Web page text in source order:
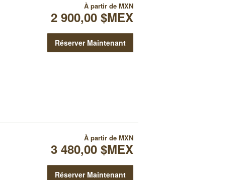
À partir de MXN
2 900,00 $MEX
Réserver Maintenant
À partir de MXN
3 480,00 $MEX
Réserver Maintenant